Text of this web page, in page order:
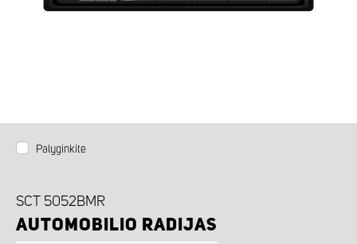
Palyginkite
SCT 5052BMR
AUTOMOBILIO RADIJAS